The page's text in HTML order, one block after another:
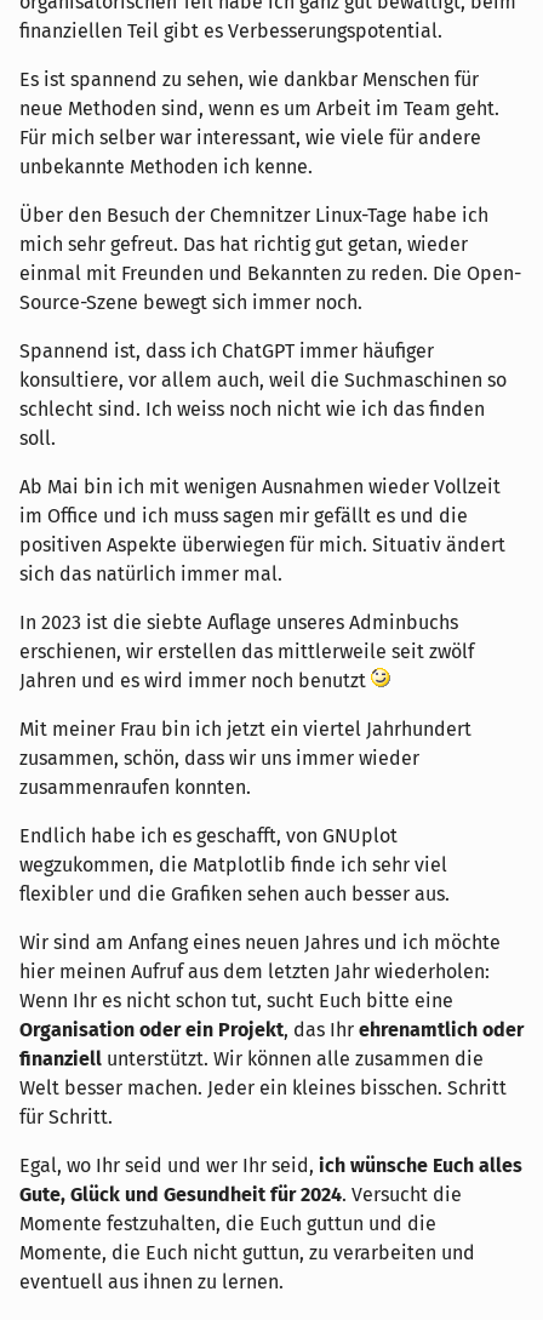
finanziellen Teil gibt es Verbesserungspotential.
Es ist spannend zu sehen, wie dankbar Menschen für
neue Methoden sind, wenn es um Arbeit im Team geht.
Für mich selber war interessant, wie viele für andere
unbekannte Methoden ich kenne.
Über den Besuch der Chemnitzer Linux-Tage habe ich
mich sehr gefreut. Das hat richtig gut getan, wieder
einmal mit Freunden und Bekannten zu reden. Die Open-
Source-Szene bewegt sich immer noch.
Spannend ist, dass ich ChatGPT immer häufiger
konsultiere, vor allem auch, weil die Suchmaschinen so
schlecht sind. Ich weiss noch nicht wie ich das finden
soll.
Ab Mai bin ich mit wenigen Ausnahmen wieder Vollzeit
im Office und ich muss sagen mir gefällt es und die
positiven Aspekte überwiegen für mich. Situativ ändert
sich das natürlich immer mal.
In 2023 ist die siebte Auflage unseres Adminbuchs
erschienen, wir erstellen das mittlerweile seit zwölf
Jahren und es wird immer noch benutzt
Mit meiner Frau bin ich jetzt ein viertel Jahrhundert
zusammen, schön, dass wir uns immer wieder
zusammenraufen konnten.
Endlich habe ich es geschafft, von GNUplot
wegzukommen, die Matplotlib finde ich sehr viel
flexibler und die Grafiken sehen auch besser aus.
Wir sind am Anfang eines neuen Jahres und ich möchte
hier meinen Aufruf aus dem letzten Jahr wiederholen:
Wenn Ihr es nicht schon tut, sucht Euch bitte eine
Organisation oder ein Projekt, das Ihr ehrenamtlich oder
finanziell unterstützt. Wir können alle zusammen die
Welt besser machen. Jeder ein kleines bisschen. Schritt
für Schritt.
Egal, wo Ihr seid und wer Ihr seid, ich wünsche Euch alles
Gute, Glück und Gesundheit für 2024. Versucht die
Momente festzuhalten, die Euch guttun und die
Momente, die Euch nicht guttun, zu verarbeiten und
eventuell aus ihnen zu lernen.